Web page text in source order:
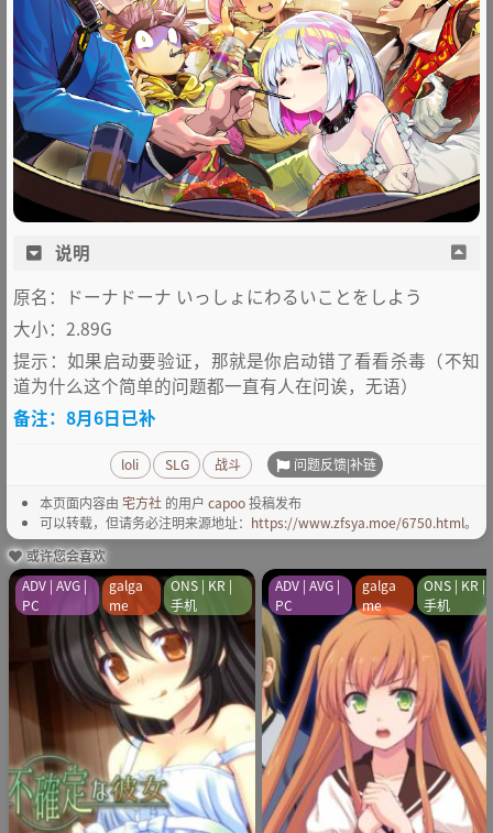
说明
原名：ドーナドーナ いっしょにわるいことをしよう
大小：2.89G
提示：如果启动要验证，那就是你启动错了看看杀毒（不知
道为什么这个简单的问题都一直有人在问诶，无语）
备注：8月6日已补
loli SLG 战斗 问题反馈|补链
本页面内容由 宅方社 的用户 capoo投稿发布
可以转载，但请务必注明来源地址： https://www.zfsya.moe/6750.html。
或许您会喜欢
ADV | AVG |
PC
galga
me
ONS | KR |
手机
ADV | AVG |
PC
galga
me
ONS | KR |
手机